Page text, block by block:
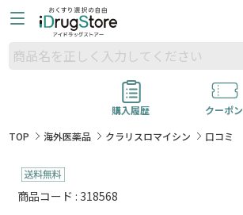
購入履歴
クーポン
TOP
海外医薬品 クラリスロマイシン 口コミ
商品コード : 318568